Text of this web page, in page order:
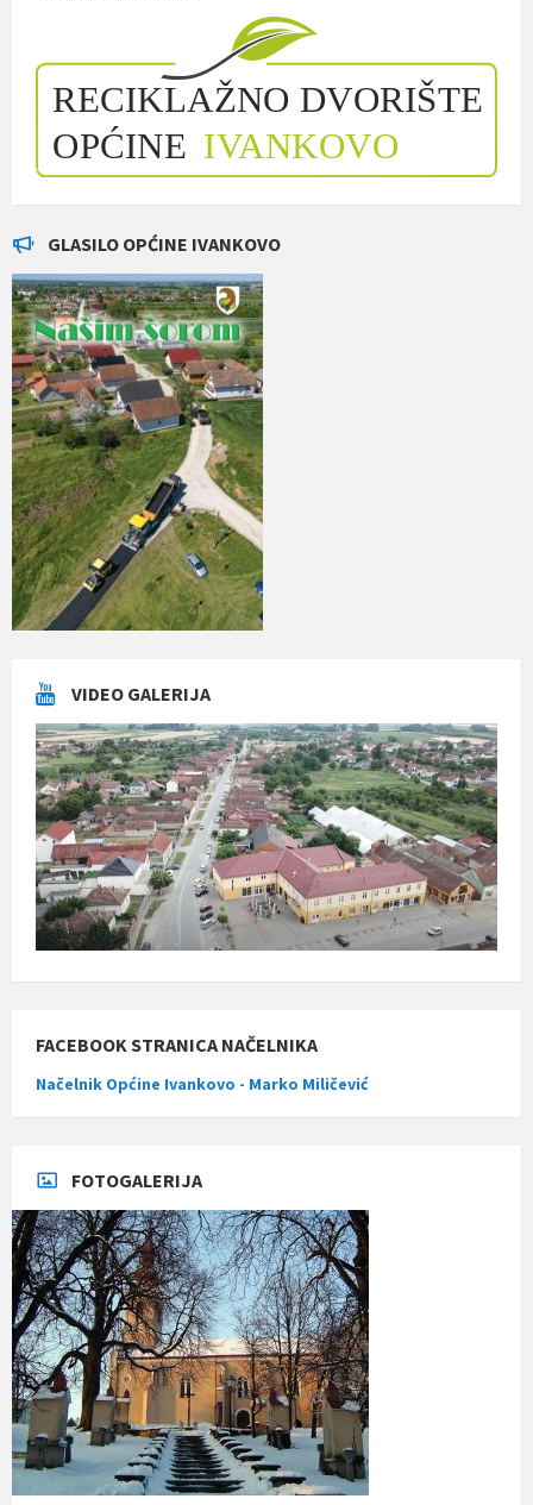
GLASILO OPĆINE IVANKOVO
VIDEO GALERIJA
FACEBOOK STRANICA NAČELNIKA
Načelnik Općine Ivankovo - Marko Miličević
FOTOGALERIJA